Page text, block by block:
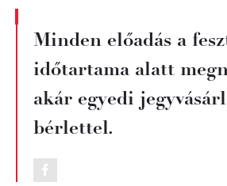
Minden előadás a
időtartama alatt
akár egyedi
bérlettel.